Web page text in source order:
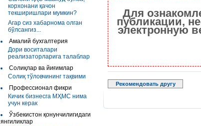
корхонани қачон
текширишлари мумкин?
Агар сиз хабарнома олган
бўлсангиз...
Амалий бухгалтерия
Дори воситалари
реализаторларига талаблар
Солиқлар ва йиғимлар
Солиқ тўловчининг тақвими
Профессионал фикри
Кичик бизнесга МҲМС нима
учун керак
Ўзбекистон қонунчилигидаги
янгиликлар
Для
публикации,
электронную
Рекомендовать другу